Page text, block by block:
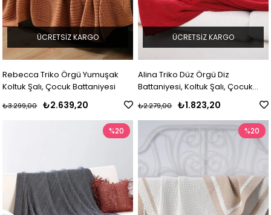
Rebecca Triko Örgü Yumuşak
Koltuk Şalı, Çocuk Battaniyesi
₺2.639,20
₺3.299,00
ÜCRETSIZ KARGO
Alina Triko Düz Örgü Diz
Battaniyesi, Koltuk Şalı, Çocuk
₺1.823,20
₺2.279,00
ÜCRETSIZ KARGO
%20 %20